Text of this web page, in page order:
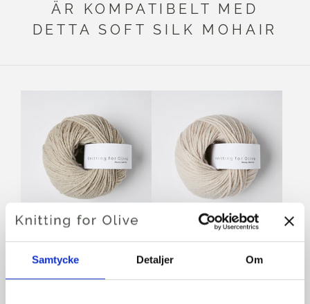
Samtycke Detaljer Om
ÄR KOMPATIBELT MED
DETTA SOFT SILK MOHAIR
HEAVY MERINO OATMEAL
SALE PRICE
€8,30
MERINO - MARZIPAN
SALE PRICE
€8,30